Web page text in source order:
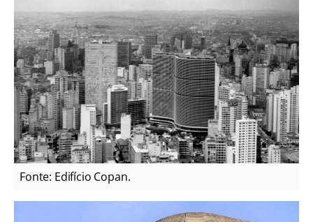
Fonte: Edifício Copan.